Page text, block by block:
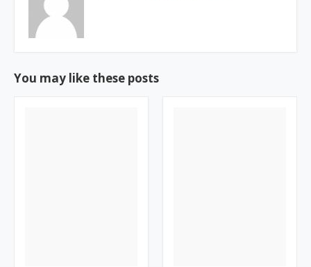
You may like these posts